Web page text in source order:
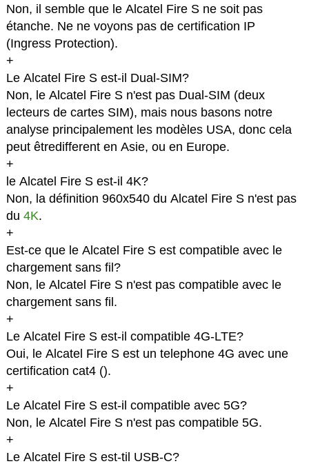
Non, il semble que le Alcatel Fire S ne soit pas
étanche. Ne ne voyons pas de certification IP
(Ingress Protection).
+
Le Alcatel Fire S est-il Dual-SIM?
Non, le Alcatel Fire S n'est pas Dual-SIM (deux
lecteurs de cartes SIM), mais nous basons notre
analyse principalement les modèles USA, donc cela
peut êtredifferent en Asie, ou en Europe.
+
le Alcatel Fire S est-il 4K?
Non, la définition 960x540 du Alcatel Fire S n'est pas
du 4K.
+
Est-ce que le Alcatel Fire S est compatible avec le
chargement sans fil?
Non, le Alcatel Fire S n'est pas compatible avec le
chargement sans fil.
+
Le Alcatel Fire S est-il compatible 4G-LTE?
Oui, le Alcatel Fire S est un telephone 4G avec une
certification cat4 ().
+
Le Alcatel Fire S est-il compatible avec 5G?
Non, le Alcatel Fire S n'est pas compatible 5G.
+
Le Alcatel Fire S est-til USB-C?